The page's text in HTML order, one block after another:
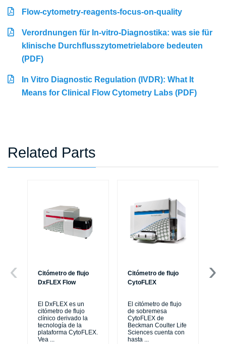
Flow-cytometry-reagents-focus-on-quality
Verordnungen für In-vitro-Diagnostika: was sie für
klinische Durchflusszytometrielabore bedeuten
(PDF)
In Vitro Diagnostic Regulation (IVDR): What It
Means for Clinical Flow Cytometry Labs (PDF)
Related Parts
Citómetro de flujo
DxFLEX Flow
El DxFLEX es un
citómetro de flujo
clínico derivado la
tecnología de la
plataforma CytoFLEX.
Vea ...
Citómetro de flujo
CytoFLEX
El citómetro de flujo
de sobremesa
CytoFLEX de
Beckman Coulter Life
Sciences cuenta con
hasta ...